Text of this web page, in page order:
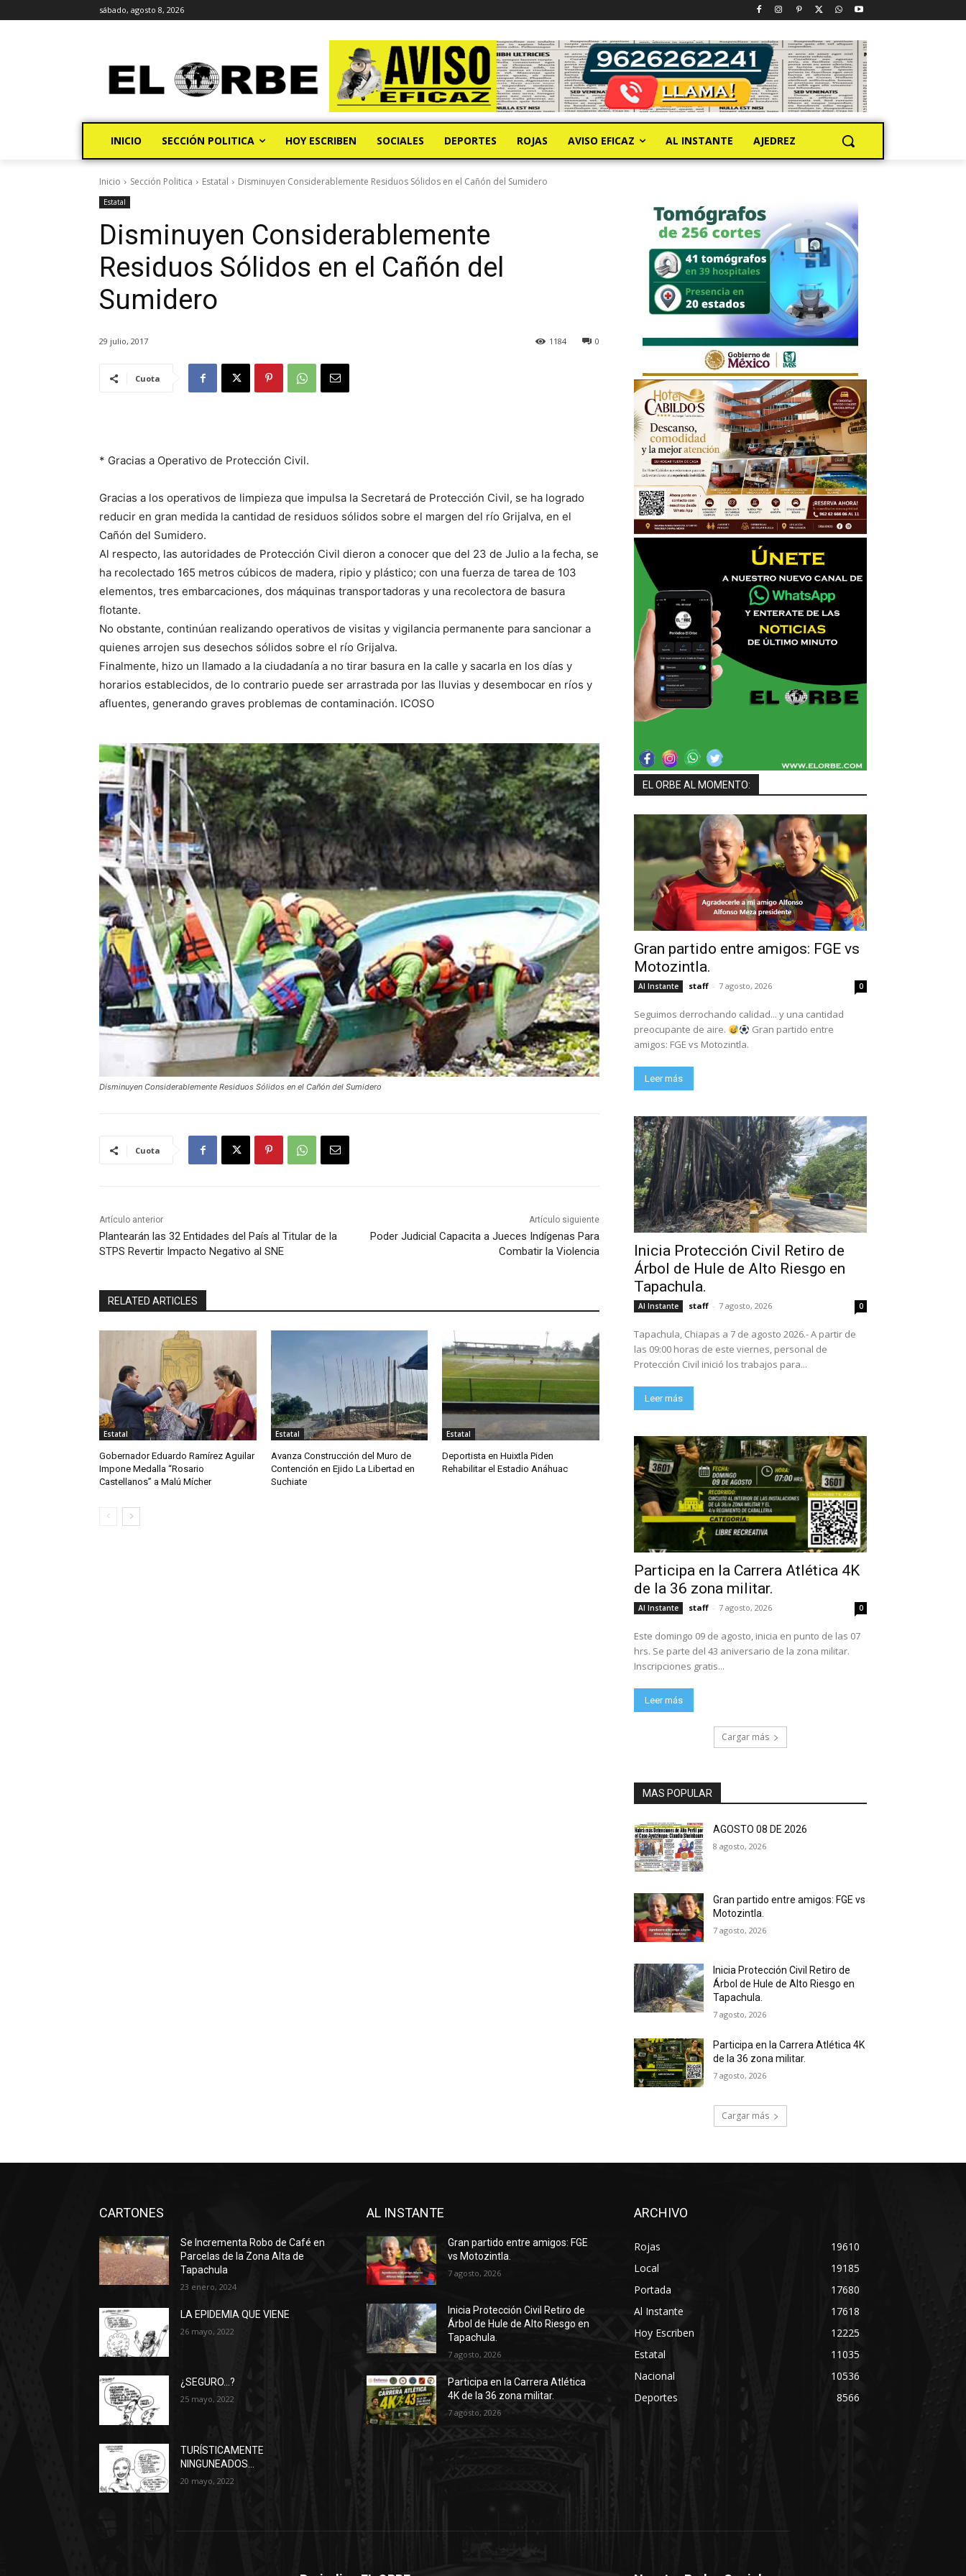
sábado, agosto 8, 2026
INICIO SECCIÓN POLITICA HOY ESCRIBEN SOCIALES DEPORTES ROJAS AVISO EFICAZ AL INSTANTE AJEDREZ
Inicio Sección Politica Estatal Disminuyen Considerablemente Residuos Sólidos en el Cañón del Sumidero
Estatal
Disminuyen Considerablemente
Residuos Sólidos en el Cañón del
Sumidero
29 julio, 2017 0
1184
Cuota
* Gracias a Operativo de Protección Civil.
Gracias a los operativos de limpieza que impulsa la Secretará de Protección Civil, se ha logrado
reducir en gran medida la cantidad de residuos sólidos sobre el margen del río Grijalva, en el
Cañón del Sumidero.
Al respecto, las autoridades de Protección Civil dieron a conocer que del 23 de Julio a la fecha, se
ha recolectado 165 metros cúbicos de madera, ripio y plástico; con una fuerza de tarea de 103
elementos, tres embarcaciones, dos máquinas transportadoras y una recolectora de basura
flotante.
No obstante, continúan realizando operativos de visitas y vigilancia permanente para sancionar a
quienes arrojen sus desechos sólidos sobre el río Grijalva.
Finalmente, hizo un llamado a la ciudadanía a no tirar basura en la calle y sacarla en los días y
horarios establecidos, de lo contrario puede ser arrastrada por las lluvias y desembocar en ríos y
afluentes, generando graves problemas de contaminación. ICOSO
Disminuyen Considerablemente Residuos Sólidos en el Cañón del Sumidero
Cuota
Artículo anterior
Plantearán las 32 Entidades del País al Titular de la
STPS Revertir Impacto Negativo al SNE
Artículo siguiente
Poder Judicial Capacita a Jueces Indígenas Para
Combatir la Violencia
RELATED ARTICLES
Estatal
Gobernador Eduardo Ramírez Aguilar
Impone Medalla “Rosario
Castellanos” a Malú Mícher
Estatal
Avanza Construcción del Muro de
Contención en Ejido La Libertad en
Suchiate
Estatal
Deportista en Huixtla Piden
Rehabilitar el Estadio Anáhuac
EL ORBE AL MOMENTO:
Gran partido entre amigos: FGE vs
Motozintla.
Al Instante staff - 7 agosto, 2026 0
Seguimos derrochando calidad... y una cantidad
preocupante de aire.
Gran partido entre
amigos: FGE vs Motozintla.
Leer más
Inicia Protección Civil Retiro de
Árbol de Hule de Alto Riesgo en
Tapachula.
Al Instante staff - 7 agosto, 2026 0
Tapachula, Chiapas a 7 de agosto 2026.- A partir de
las 09:00 horas de este viernes, personal de
Protección Civil inició los trabajos para...
Leer más
Participa en la Carrera Atlética 4K
de la 36 zona militar.
Al Instante staff - 7 agosto, 2026 0
Este domingo 09 de agosto, inicia en punto de las 07
hrs. Se parte del 43 aniversario de la zona militar.
Inscripciones gratis...
Leer más
Cargar más
MAS POPULAR
AGOSTO 08 DE 2026
8 agosto, 2026
Gran partido entre amigos: FGE vs
Motozintla.
7 agosto, 2026
Inicia Protección Civil Retiro de
Árbol de Hule de Alto Riesgo en
Tapachula.
7 agosto, 2026
Participa en la Carrera Atlética 4K
de la 36 zona militar.
7 agosto, 2026
Cargar más
CARTONES
Se Incrementa Robo de Café en
Parcelas de la Zona Alta de
Tapachula
23 enero, 2024
LA EPIDEMIA QUE VIENE
26 mayo, 2022
¿SEGURO…?
25 mayo, 2022
TURÍSTICAMENTE
NINGUNEADOS…
20 mayo, 2022
AL INSTANTE
Gran partido entre amigos: FGE
vs Motozintla.
7 agosto, 2026
Inicia Protección Civil Retiro de
Árbol de Hule de Alto Riesgo en
Tapachula.
7 agosto, 2026
Participa en la Carrera Atlética
4K de la 36 zona militar.
7 agosto, 2026
ARCHIVO
Rojas
19610
Local
19185
Portada
17680
Al Instante
17618
Hoy Escriben
12225
Estatal
11035
Nacional
10536
Deportes
8566